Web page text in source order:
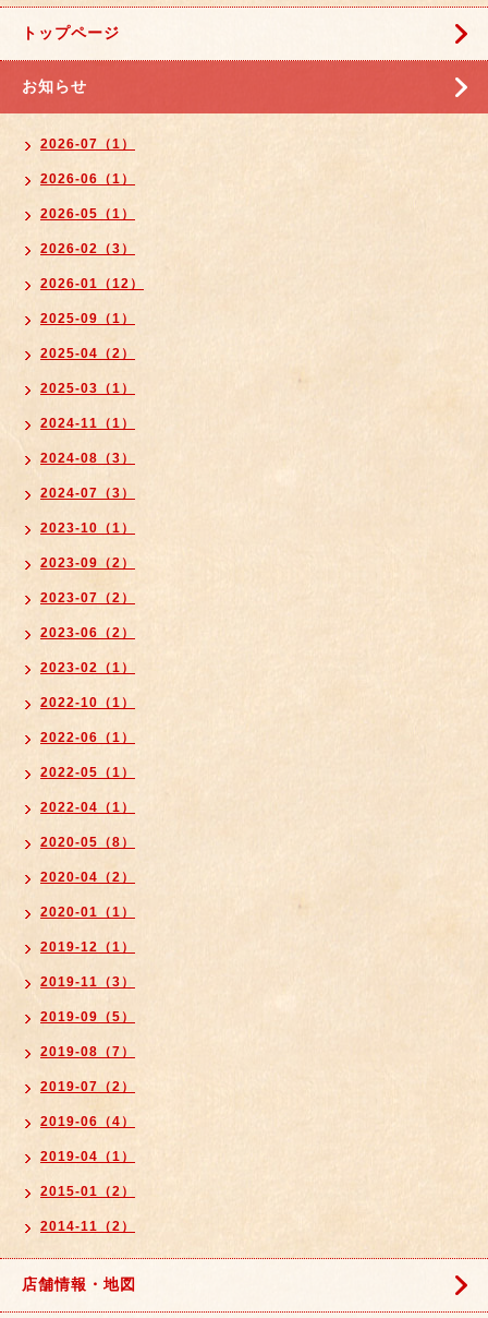
トップページ
お知らせ
2026-07（1）
2026-06（1）
2026-05（1）
2026-02（3）
2026-01（12）
2025-09（1）
2025-04（2）
2025-03（1）
2024-11（1）
2024-08（3）
2024-07（3）
2023-10（1）
2023-09（2）
2023-07（2）
2023-06（2）
2023-02（1）
2022-10（1）
2022-06（1）
2022-05（1）
2022-04（1）
2020-05（8）
2020-04（2）
2020-01（1）
2019-12（1）
2019-11（3）
2019-09（5）
2019-08（7）
2019-07（2）
2019-06（4）
2019-04（1）
2015-01（2）
2014-11（2）
店舗情報・地図